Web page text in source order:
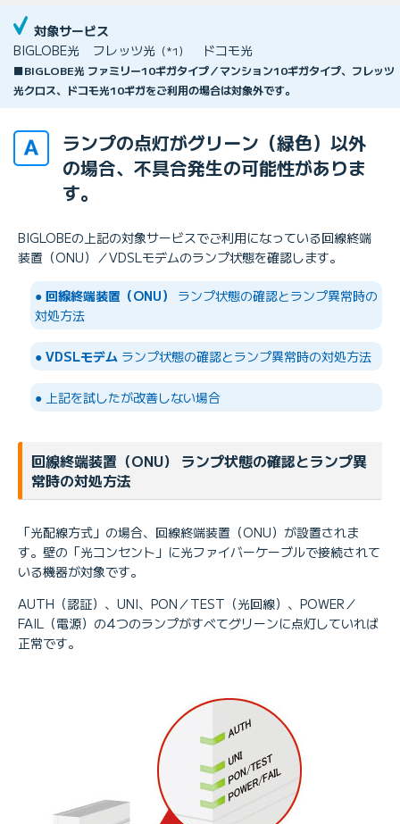
対象サービス
BIGLOBE光
フレッツ光 （*1） ドコモ光
■BIGLOBE光 ファミリー10ギガタイプ／マンション10ギガタイプ、フレッツ
光クロス、ドコモ光10ギガをご利用の場合は対象外です。
ランプの点灯がグリーン（緑色）以外
の場合、不具合発生の可能性がありま
す。
BIGLOBEの上記の対象サービスでご利用になっている回線終端
装置（ONU）／VDSLモデムのランプ状態を確認します。
● 回線終端装置（ONU）
ランプ状態の確認とランプ異常時の
対処方法
● VDSLモデム ランプ状態の確認とランプ異常時の対処方法
● 上記を試したが改善しない場合
回線終端装置（ONU） ランプ状態の確認とランプ異
常時の対処方法
「光配線方式」の場合、回線終端装置（ONU）が設置されま
す。壁の「光コンセント」に光ファイバーケーブルで接続されて
いる機器が対象です。
AUTH（認証）、UNI、PON／TEST（光回線）、POWER／
FAIL（電源）の4つのランプがすべてグリーンに点灯していれば
正常です。